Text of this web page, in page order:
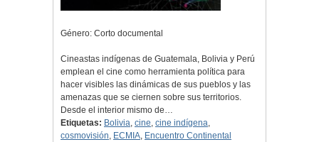
Género: Corto documental
Cineastas indígenas de Guatemala, Bolivia y Perú
emplean el cine como herramienta política para
hacer visibles las dinámicas de sus pueblos y las
amenazas que se ciernen sobre sus territorios.
Desde el interior mismo de…
Etiquetas: Bolivia, cine, cine indígena,
cosmovisión, ECMIA, Encuentro Continental